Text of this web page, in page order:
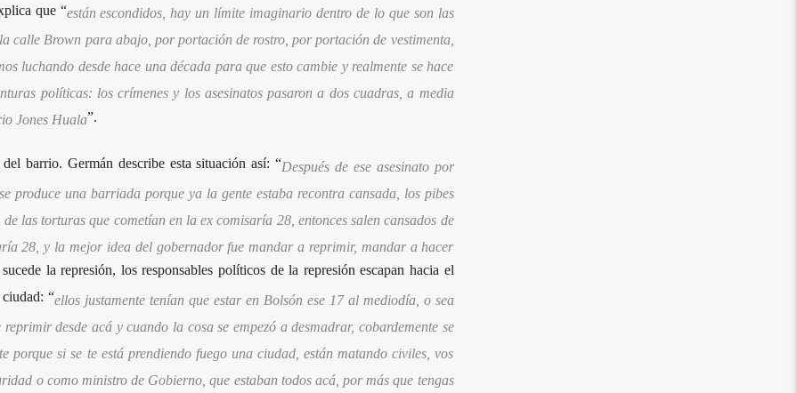
que “están escondidos, hay un límite imaginario dentro de lo que son las
calle Brown para abajo, por portación de rostro, por portación de vestimenta,
luchando desde hace una década para que esto cambie y realmente se hace
políticas: los crímenes y los asesinatos pasaron a dos cuadras, a media
Jones Huala”.
barrio. Germán describe esta situación así: “Después de ese asesinato por
produce una barriada porque ya la gente estaba recontra cansada, los pibes
las torturas que cometían en la ex comisaría 28, entonces salen cansados de
28, y la mejor idea del gobernador fue mandar a reprimir, mandar a hacer
la represión, los responsables políticos de la represión escapan hacia el
“ellos justamente tenían que estar en Bolsón ese 17 al mediodía, o sea
desde acá y cuando la cosa se empezó a desmadrar, cobardemente se
porque si se te está prendiendo fuego una ciudad, están matando civiles, vos
o como ministro de Gobierno, que estaban todos acá, por más que tengas